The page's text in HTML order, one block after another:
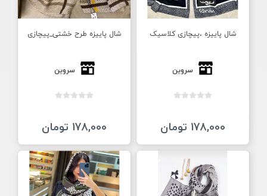
شال پاییزه ،پیچازی کلاسیک
سروین
178,000 تومان
شال پاییزه طرح خشتی_پیچازی
سروین
178,000 تومان